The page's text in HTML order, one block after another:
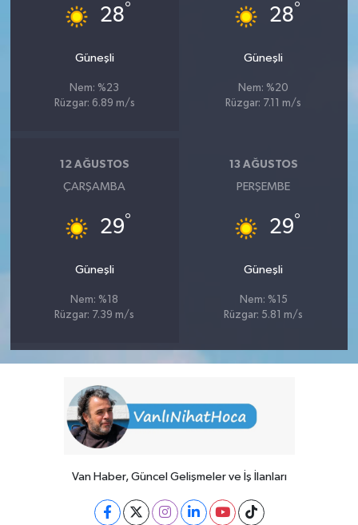
28°
Güneşli
Nem: %23
Rüzgar: 6.89 m/s
28°
Güneşli
Nem: %20
Rüzgar: 7.11 m/s
12 AĞUSTOS
ÇARŞAMBA
29°
Güneşli
Nem: %18
Rüzgar: 7.39 m/s
13 AĞUSTOS
PERŞEMBE
29°
Güneşli
Nem: %15
Rüzgar: 5.81 m/s
Van Haber, Güncel Gelişmeler ve İş İlanları